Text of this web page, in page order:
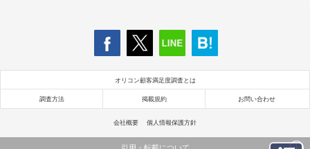
オリコン顧客満足度調査とは
調査方法 掲載規約 お問い合わせ
会社概要 個人情報保護方針